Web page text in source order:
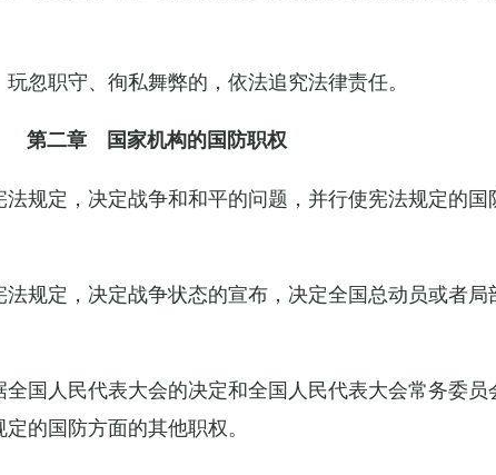
忽职守、徇私舞弊的，依法追究法律责任。
第二章 国家机构的国防职权
规定，决定战争和和平的问题，并行使宪法规定的国
规定，决定战争状态的宣布，决定全国总动员或者局
国人民代表大会的决定和全国人民代表大会常务委员
的国防方面的其他职权。